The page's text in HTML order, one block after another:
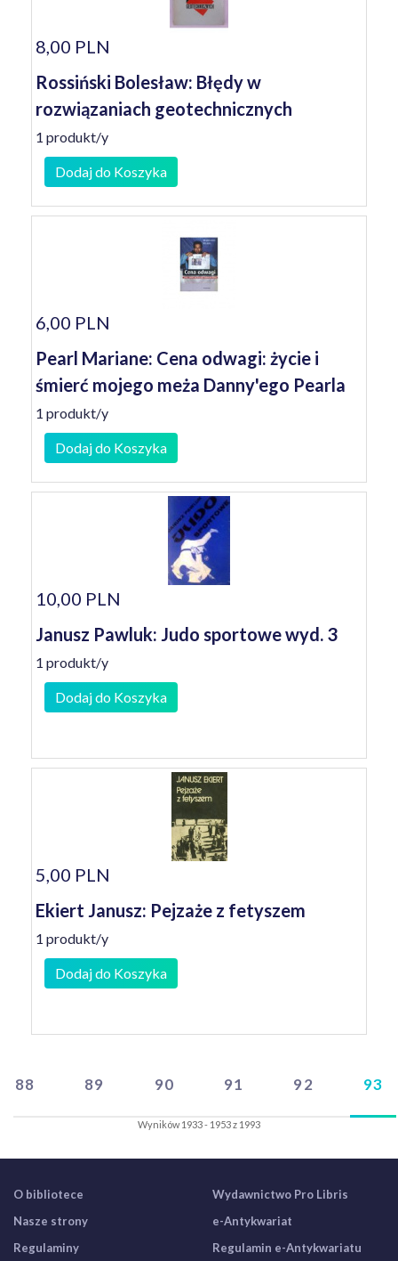
8,00 PLN
Rossiński Bolesław: Błędy w
rozwiązaniach geotechnicznych
1 produkt/y
Dodaj do Koszyka
6,00 PLN
Pearl Mariane: Cena odwagi: życie i
śmierć mojego meża Danny'ego Pearla
1 produkt/y
Dodaj do Koszyka
10,00 PLN
Janusz Pawluk: Judo sportowe wyd. 3
1 produkt/y
Dodaj do Koszyka
5,00 PLN
Ekiert Janusz: Pejzaże z fetyszem
1 produkt/y
Dodaj do Koszyka
88 89 90 91 92 93
Wyników 1933 - 1953 z 1993
O bibliotece
Nasze strony
Regulaminy
Wydawnictwo Pro Libris
e-Antykwariat
Regulamin e-Antykwariatu